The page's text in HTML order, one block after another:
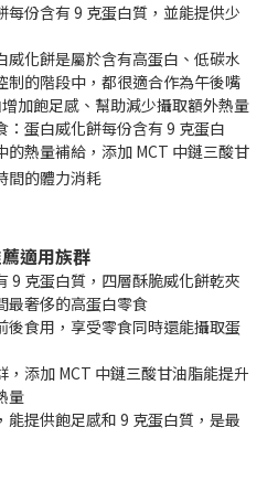
每份含有 9 克蛋白質，並能提供少
威化餅是屬於含有高蛋白、低碳水
制的階段中，都很適合作為午後嘴
加飽足感、幫助減少攝取額外熱量
：蛋白威化餅每份含有 9 克蛋白
熱量補給，添加 MCT 中鏈三酸甘
間的體力消耗
適用族群
9 克蛋白質，四層酥脆威化餅乾夾
最奢侈的高蛋白零食
後食用，享受零食同時還能攝取蛋
，添加 MCT 中鏈三酸甘油脂能提升
量
能提供飽足感和 9 克蛋白質，是最